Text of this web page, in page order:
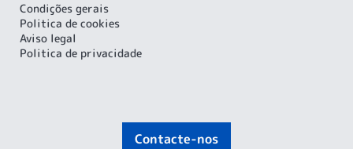
Condições gerais
Politica de cookies
Aviso legal
Politica de privacidade
Contacte-nos